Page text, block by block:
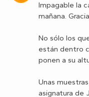
Impagable la
mañana.
No sólo los
están dentro
ponen a su
Unas
asignatura de